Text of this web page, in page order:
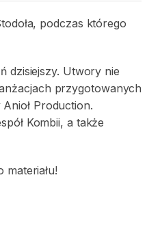
podczas którego
dzisiejszy. Utwory nie
przygotowanych
Production.
Kombii, a także